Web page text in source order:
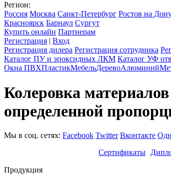
Регион:
Россия Москва Санкт-Петербург Ростов на
Красноярск Барнаул Сургут
Купить онлайн Партнерам
Регистрация | Вход
Регистрация дилера Регистрация сотрудника
Каталог ПУ и эпоксидных ЛКМ Каталог УФ
Окна ПВХПластикМебельДеревоАлюминий
Колеровка
определенной
Мы в соц. сетях: Facebook Twitter Вконтакте
Сертификаты
Продукция